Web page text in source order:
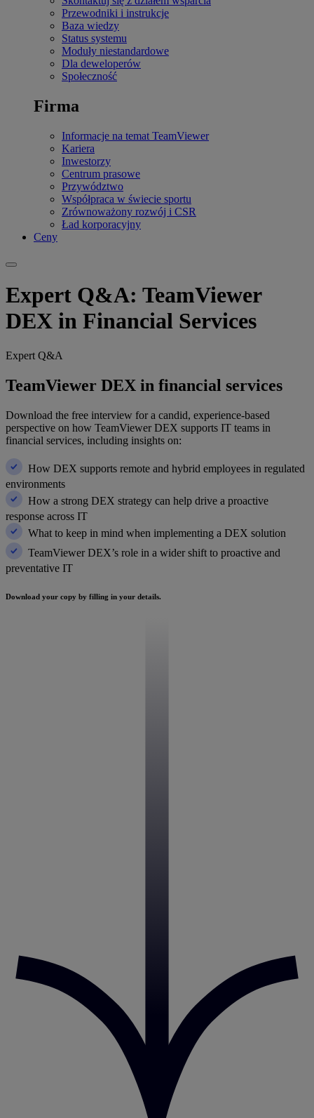
Przewodniki i instrukcje
Baza wiedzy
Status systemu
Moduły niestandardowe
Dla deweloperów
Społeczność
Firma
Informacje na temat TeamViewer
Kariera
Inwestorzy
Centrum prasowe
Przywództwo
Współpraca w świecie sportu
Zrównoważony rozwój i CSR
Ład korporacyjny
Ceny
Expert Q&A: TeamViewer
DEX in Financial Services
Expert Q&A
TeamViewer DEX in financial services
Download the free interview for a candid, experience-based
perspective on how TeamViewer DEX supports IT teams in
financial services, including insights on:
How DEX supports remote and hybrid employees in regulated
environments
How a strong DEX strategy can help drive a proactive
response across IT
What to keep in mind when implementing a DEX solution
TeamViewer DEX’s role in a wider shift to proactive and
preventative IT
Download your copy by filling in your details.